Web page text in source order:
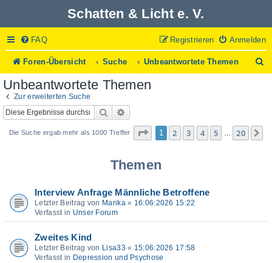
Schatten & Licht e. V.
FAQ Anmelden
Registrieren
Foren-Übersicht Suche Unbeantwortete Themen
u
Unbeantwortete Themen
Zur erweiterten Suche
Suche
Die Suche ergab mehr als 1000 Treffer Seite 1von 20
1 2 3 4 5 … 20
Themen
Interview Anfrage Männliche Betroffene
Letzter Beitrag von Marika« 16:06:2026 15:22
Verfasst in Unser Forum
Zweites Kind
Letzter Beitrag von Lisa33 « 15:06:2026 17:58
Verfasst in Depression und Psychose